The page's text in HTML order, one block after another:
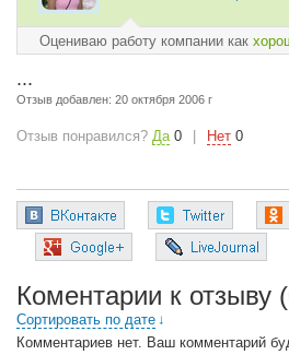
Оцениваю работу компании как
...
Отзыв добавлен: 20 октября 2006 г
Отзыв понравился? Да 0 Нет 0
Коментарии к отзыву
Сортировать по дате ↓
Комментариев нет. Ваш комментарий